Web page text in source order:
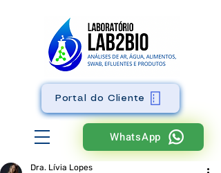
WhatsApp
Portal do Cliente
Dra. Lívia Lopes